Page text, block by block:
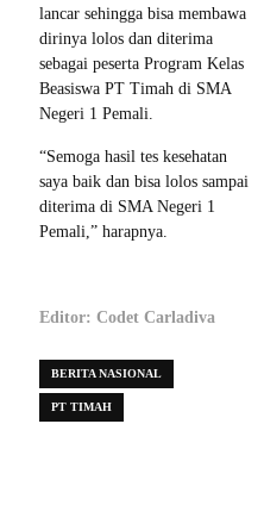
lancar sehingga bisa membawa
dirinya lolos dan diterima
sebagai peserta Program Kelas
Beasiswa PT Timah di SMA
Negeri 1 Pemali.
“Semoga hasil tes kesehatan
saya baik dan bisa lolos sampai
diterima di SMA Negeri 1
Pemali,” harapnya.
Editor: Codet Carladiva
BERITA NASIONAL
PT TIMAH